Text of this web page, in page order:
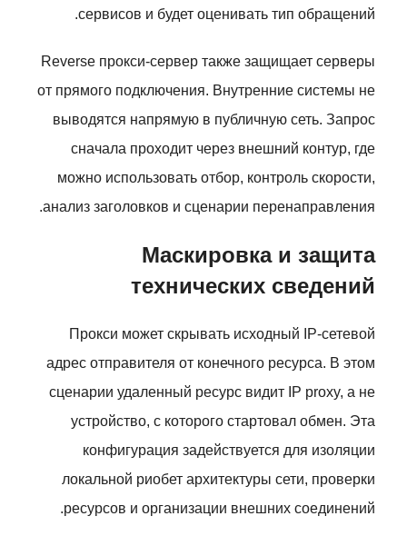
сервисов и будет оценивать тип обращений.
Reverse прокси-сервер также защищает серверы
от прямого подключения. Внутренние системы не
выводятся напрямую в публичную сеть. Запрос
сначала проходит через внешний контур, где
можно использовать отбор, контроль скорости,
анализ заголовков и сценарии перенаправления.
Маскировка и защита
технических сведений
Прокси может скрывать исходный IP-сетевой
адрес отправителя от конечного ресурса. В этом
сценарии удаленный ресурс видит IP proxy, а не
устройство, с которого стартовал обмен. Эта
конфигурация задействуется для изоляции
локальной риобет архитектуры сети, проверки
ресурсов и организации внешних соединений.